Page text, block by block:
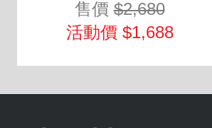
售價$2,680
活動價 $1,688